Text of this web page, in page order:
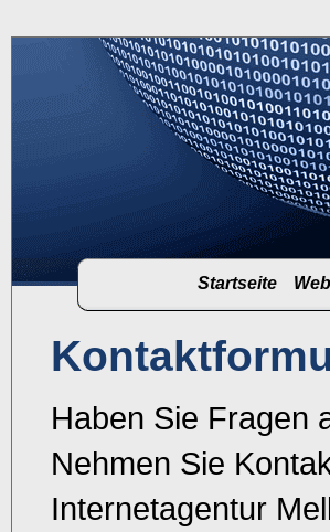
Startseite
Haben Sie Fragen
Nehmen Sie
Internetagentur